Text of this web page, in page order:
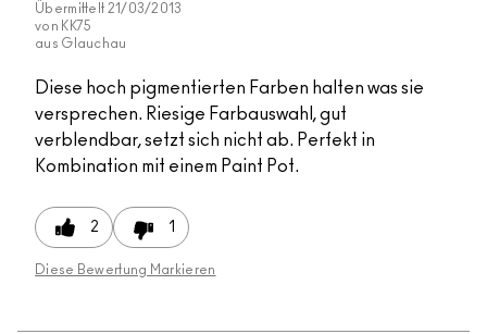
Übermittelt 21/03/2013
von KK75
aus Glauchau
Diese hoch pigmentierten Farben halten was sie
versprechen. Riesige Farbauswahl, gut
verblendbar, setzt sich nicht ab. Perfekt in
Kombination mit einem Paint Pot.
2 1
Diese Bewertung Markieren